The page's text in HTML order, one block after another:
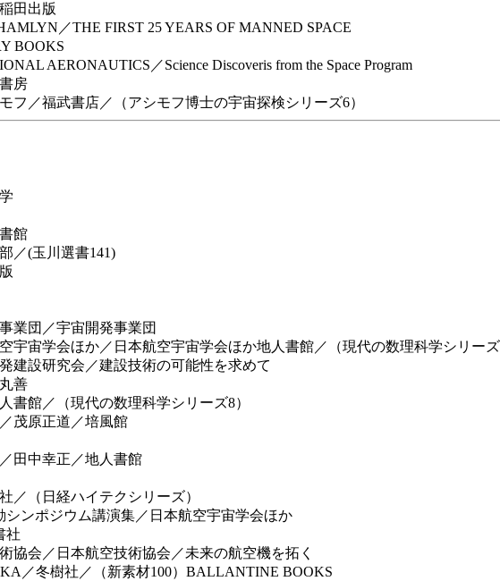
田出版
／THE FIRST 25 YEARS OF MANNED SPACE
BOOKS
AERONAUTICS／Science Discoveris from the Space Program
房
フ／福武書店／（アシモフ博士の宇宙探検シリーズ6）
館
／(玉川選書141)
業団／宇宙開発事業団
宇宙学会ほか／日本航空宇宙学会ほか地人書館／（現代の数理科学シリー
建設研究会／建設技術の可能性を求めて
善
書館／（現代の数理科学シリーズ8）
茂原正道／培風館
田中幸正／地人書館
／（日経ハイテクシリーズ）
ンポジウム講演集／日本航空宇宙学会ほか
社
協会／日本航空技術協会／未来の航空機を拓く
／冬樹社／（新素材100）BALLANTINE BOOKS